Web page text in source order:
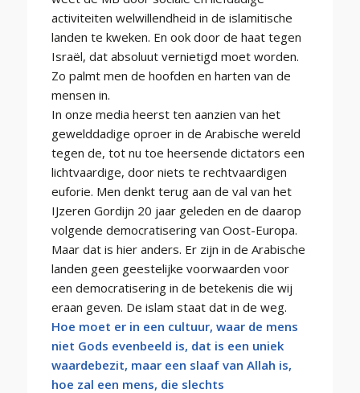
activiteiten welwillendheid in de islamitische
landen te kweken. En ook door de haat tegen
Israël, dat absoluut vernietigd moet worden.
Zo palmt men de hoofden en harten van de
mensen in.
In onze media heerst ten aanzien van het
gewelddadige oproer in de Arabische wereld
tegen de, tot nu toe heersende dictators een
lichtvaardige, door niets te rechtvaardigen
euforie. Men denkt terug aan de val van het
IJzeren Gordijn 20 jaar geleden en de daarop
volgende democratisering van Oost-Europa.
Maar dat is hier anders. Er zijn in de Arabische
landen geen geestelijke voorwaarden voor
een democratisering in de betekenis die wij
eraan geven. De islam staat dat in de weg.
Hoe moet er in een cultuur, waar de mens
niet Gods evenbeeld is, dat is een uniek
waardebezit, maar een slaaf van Allah is,
hoe zal een mens, die slechts